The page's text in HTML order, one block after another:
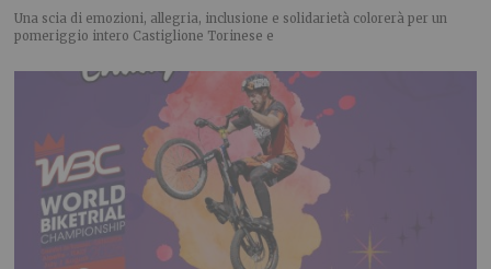
Una scia di emozioni, allegria, inclusione e solidarietà colorerà per un
pomeriggio intero Castiglione Torinese e